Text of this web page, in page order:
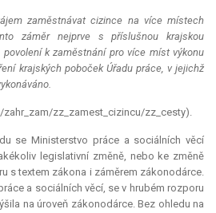
zaměstnávat cizince na více místech
záměr nejprve s příslušnou krajskou
povolení k zaměstnání pro více míst výkonu
krajských poboček Úřadu práce, v jejichž
zz_zamest_cizincu/zz_cesty).
se Ministerstvo práce a sociálních věcí
legislativní změně, nebo ke změně
s textem zákona i záměrem zákonodárce.
a sociálních věcí, se v hrubém rozporu
na úroveň zákonodárce. Bez ohledu na